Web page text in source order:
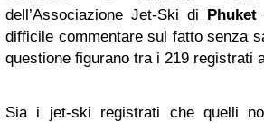
dell’Associazione Jet-Ski di Phuket
difficile commentare sul fatto senza
questione figurano tra i 219 registrati
Sia i jet-ski registrati che quelli